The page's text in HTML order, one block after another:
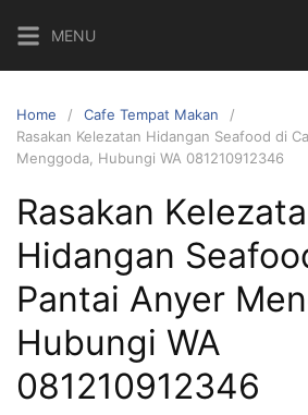
content
MENU
Home
Cafe Tempat Makan
Rasakan Kelezatan Hidangan Seafood di
Menggoda, Hubungi WA 081210912346
Rasakan
Hidangan
Pantai Anyer
Hubungi WA
081210912346